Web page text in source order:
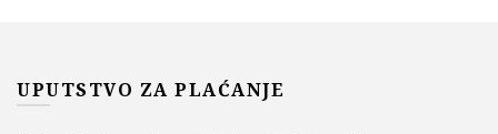
UPUTSTVO ZA PLAĆANJE